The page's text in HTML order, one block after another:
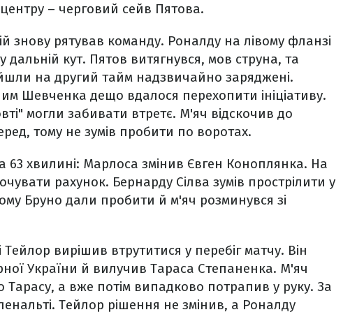
– черговий сейв Пятова.
знову рятував команду. Роналду на лівому фланзі
дальній кут. Пятов витягнувся, мов струна, та
на другий тайм надзвичайно заряджені.
Шевченка дещо вдалося перехопити ініціативу.
могли забивати втретє. М'яч відскочив до
тому не зумів пробити по воротах.
63 хвилині: Марлоса змінив Євген Коноплянка. На
рахунок. Бернарду Сілва зумів прострілити у
Бруно дали пробити й м'яч розминувся зі
вирішив втрутитися у перебіг матчу. Він
України й вилучив Тараса Степаненка. М'яч
Тарасу, а вже потім випадково потрапив у руку. За
Тейлор рішення не змінив, а Роналду